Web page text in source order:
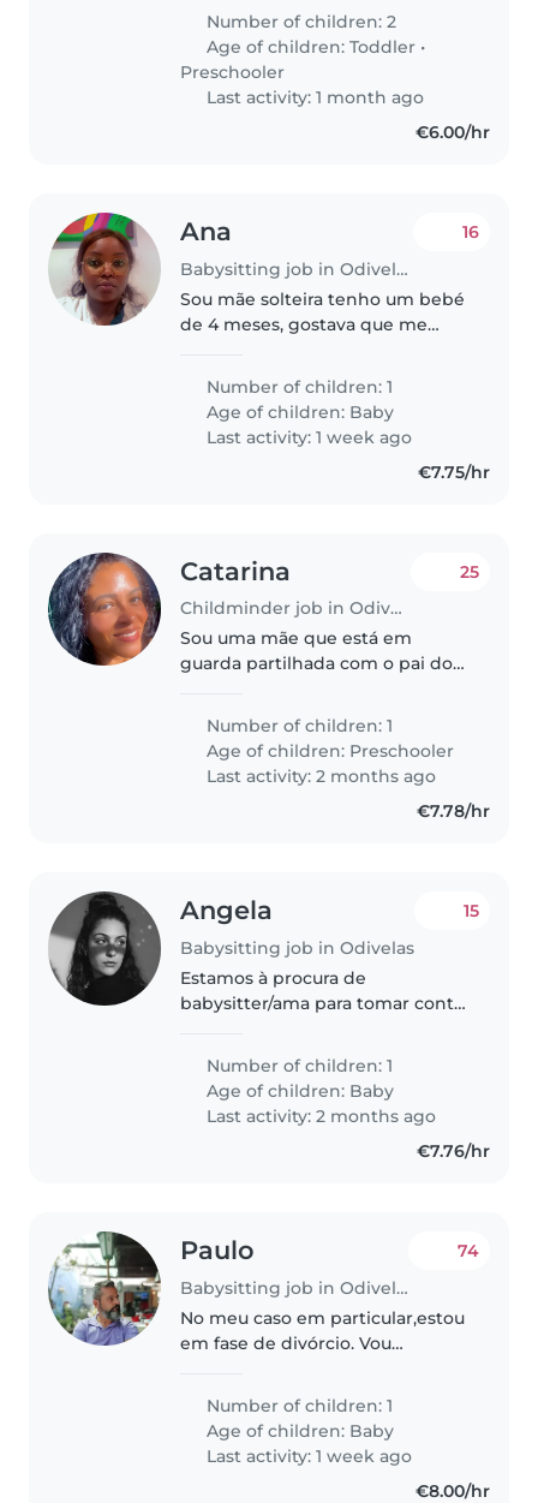
de 3 anos. Ambos são muito
energéticos e curiosos, mas
também muito amigáveis.
Preferimos..
Number of children: 2
Age of children:Toddler •
Preschooler
Last activity: 1 month ago
€6.00/hr
Ana
Babysitting job in Odivelas
16
Sou mãe solteira tenho um bebé
de 4 meses, gostava que me
especial e pouco chorão.prefiro
alguèm que seja mãe tambèm
obrigada
Number of children: 1
Age of children: Baby
Last activity: 1 week ago
€7.75/hr
Catarina
Childminder job in Odivelas
25
Sou uma mãe que está em
guarda partilhada com o pai do
semanas por mês
Number of children: 1
Age of children: Preschooler
Last activity: 2 months ago
€7.78/hr
Angela
Babysitting job in Odivelas
15
Estamos à procura de
babysitter/ama para tomar conta
ele entrar na creche
Number of children: 1
Age of children: Baby
Last activity: 2 months ago
€7.76/hr
Paulo
Babysitting job in Odivelas
74
No meu caso em particular,estou
em fase de divórcio. Vou
será todos os dias e nem todas as
semanas. Mais nesta fase de
adaptação. Claro que tenho
primazia..
Number of children: 1
Age of children: Baby
Last activity: 1 week ago
€8.00/hr